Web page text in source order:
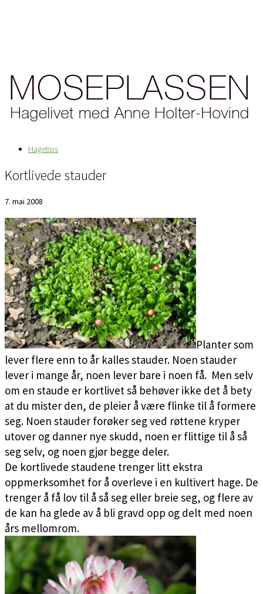
Hagetips
Kortlivede stauder
7. mai 2008
Planter som
lever flere enn to år kalles stauder. Noen stauder
lever i mange år, noen lever bare i noen få. Men selv
om en staude er kortlivet så behøver ikke det å bety
at du mister den, de pleier å være flinke til å formere
seg. Noen stauder forøker seg ved røttene kryper
utover og danner nye skudd, noen er flittige til å så
seg selv, og noen gjør begge deler.
De kortlivede staudene trenger litt ekstra
oppmerksomhet for å overleve i en kultivert hage. De
trenger å få lov til å så seg eller breie seg, og flere av
de kan ha glede av å bli gravd opp og delt med noen
års mellomrom.